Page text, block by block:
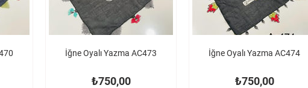
İğne Oyalı Yazma AC473
₺750,00
İğne Oyalı Yazma AC474
₺750,00